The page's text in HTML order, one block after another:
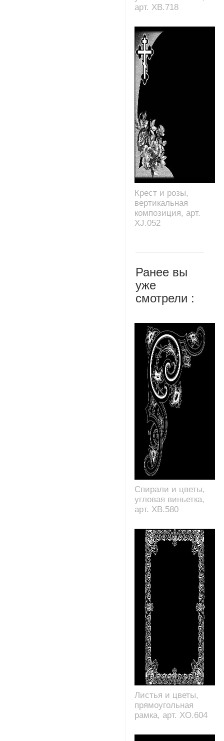
арт. XB.718
Крест и розы,
вертикальная
композиция, арт.
XJ.052
Ранее вы
уже
смотрели :
Спирали и цветы,
угловая виньетка,
арт. XB.580
Листья и цветы,
прямоугольная
рамка, арт. XO.604